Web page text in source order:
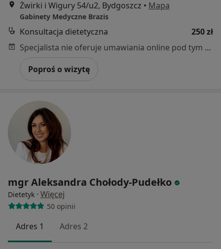
Żwirki i Wigury 54/u2, Bydgoszcz • Mapa
Gabinety Medyczne Brazis
Konsultacja dietetyczna
250 zł
Specjalista nie oferuje umawiania online pod tym adresem.
Poproś o wizytę
mgr Aleksandra Chołody-Pudełko
Dietetyk · Więcej
50 opinii
Adres 1 Adres 2